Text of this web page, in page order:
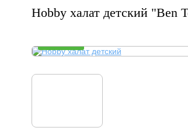
Hobby халат детский "Ben